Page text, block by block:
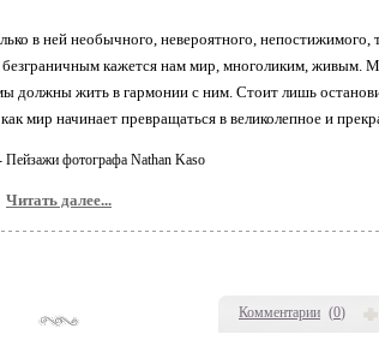
Комментарии (0)
в ней необычного, невероятного, непостижимого,
безграничным кажется нам мир, многоликим, живым.
должны жить в гармонии с ним. Стоит лишь
мир начинает превращаться в великолепное и
Читать далее...